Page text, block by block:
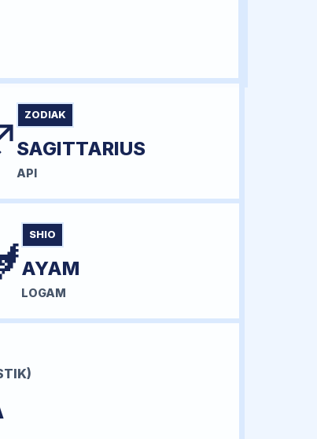
ZODIAK
SAGITTARIUS
API
SHIO
AYAM
LOGAM